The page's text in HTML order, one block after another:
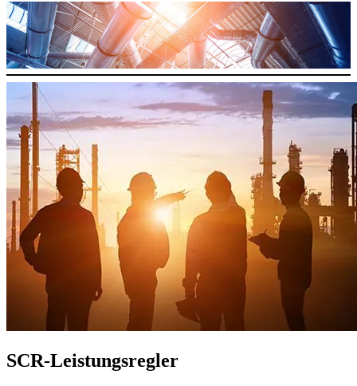
SCR-Leistungsregler